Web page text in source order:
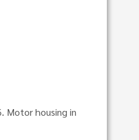
Motor housing in